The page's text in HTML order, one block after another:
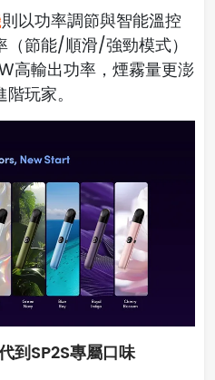
則以功率調節與智能溫控
節能/順滑/強勁模式）
高輸出功率，煙霧量更澎
玩家。
到SP2S專屬口味